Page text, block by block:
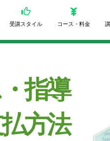
受講スタイル コース・料金
指導
方法